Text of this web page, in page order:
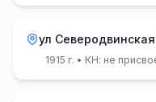
ул
1915 г. • КН: не